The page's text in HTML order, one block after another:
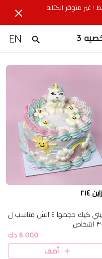
! غير متوفر الكتابه
EN
٢١٤
ميني كيك حجمها ٤ انش مناسب ل
8.000 دك
أضف